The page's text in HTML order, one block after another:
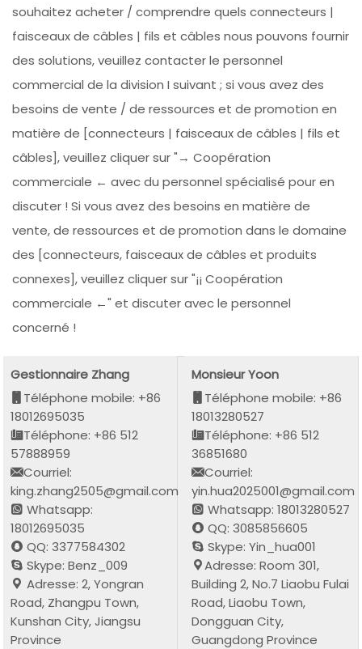
souhaitez acheter / comprendre quels connecteurs |
faisceaux de câbles | fils et câbles nous pouvons fournir
des solutions, veuillez contacter le personnel
commercial de la division I suivant ; si vous avez des
besoins de vente / de ressources et de promotion en
matière de [connecteurs | faisceaux de câbles | fils et
câbles], veuillez cliquer sur "→ Coopération
commerciale ← avec du personnel spécialisé pour en
discuter ! Si vous avez des besoins en matière de
vente, de ressources et de promotion dans le domaine
des [connecteurs, faisceaux de câbles et produits
connexes], veuillez cliquer sur "¡¡ Coopération
commerciale ←" et discuter avec le personnel
concerné !
Gestionnaire Zhang
Téléphone mobile: +86
18012695035
Téléphone: +86 512
57888959
Courriel:
king.zhang2505@gmail.com
Whatsapp:
18012695035
QQ: 3377584302
Skype: Benz_009
Adresse: 2, Yongran
Road, Zhangpu Town,
Kunshan City, Jiangsu
Province
Monsieur Yoon
Téléphone mobile: +86
18013280527
Téléphone: +86 512
36851680
Courriel:
yin.hua2025001@gmail.com
Whatsapp: 18013280527
QQ: 3085856605
Skype: Yin_hua001
Adresse: Room 301,
Building 2, No.7 Liaobu Fulai
Road, Liaobu Town,
Dongguan City,
Guangdong Province